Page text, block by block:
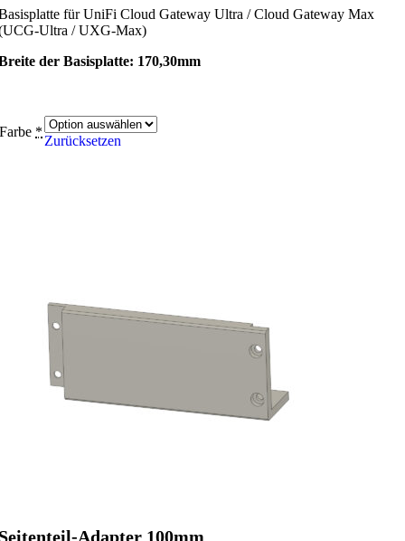
für UniFi Cloud Gateway Ultra / Cloud Gateway Max
Ultra / UXG-Max)
der Basisplatte: 170,30mm
Farbe *
Zurücksetzen
Adapter 100mm